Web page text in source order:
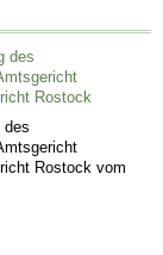
des
Rostock
des
Rostock vom